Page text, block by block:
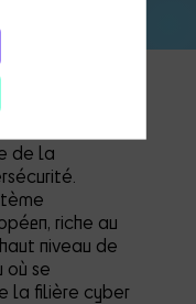
de
de la
riche au
niveau de
où se
la filière cyber